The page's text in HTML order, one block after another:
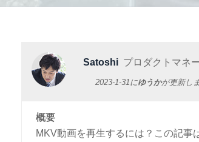
Satoshi プロダクトマネ
2023-1-31にゆうかが更新し
概要
MKV動画を再生するには？この記事